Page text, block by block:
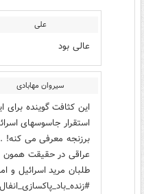
علی
عالی بود
سیروان مهابادی
این کثافت گوینده برای
استقرار جاسوسهای
برزنجه معرفی می
عراقی در حقیقت همون
طلبان مرید اسرائیل و
#زنده_باد_پاکسازی_انفال